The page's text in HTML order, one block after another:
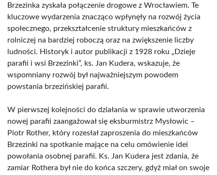
Brzezinka zyskała połączenie drogowe z Wrocławiem. Te
kluczowe wydarzenia znacząco wpłynęły na rozwój życia
społecznego, przekształcenie struktury mieszkańców z
rolniczej na bardziej roboczą oraz na zwiększenie liczby
ludności. Historyk i autor publikacji z 1928 roku „Dzieje
parafii i wsi Brzezinki”, ks. Jan Kudera, wskazuje, że
wspomniany rozwój był najważniejszym powodem
powstania brzezińskiej parafii.
W pierwszej kolejności do działania w sprawie utworzenia
nowej parafii zaangażował się eksburmistrz Mysłowic –
Piotr Rother, który rozesłał zaproszenia do mieszkańców
Brzezinki na spotkanie mające na celu omówienie idei
powołania osobnej parafii. Ks. Jan Kudera jest zdania, że
zamiar Rothera był nie do końca szczery, gdyż miał on swoje